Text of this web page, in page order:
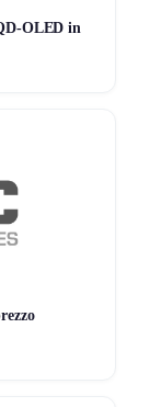
OLED in